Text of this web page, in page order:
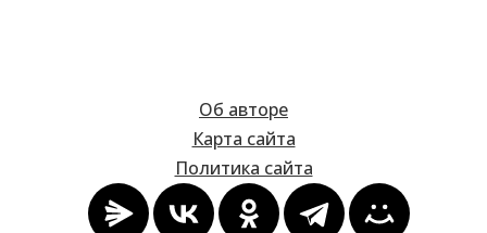
Об авторе
Карта сайта
Политика сайта